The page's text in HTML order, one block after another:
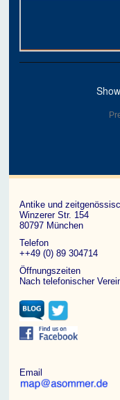
Antike und
Winzerer Str. 154
80797 München
Telefon
++49 (0) 89 304714
Öffnungszeiten
Nach telefonischer
Email